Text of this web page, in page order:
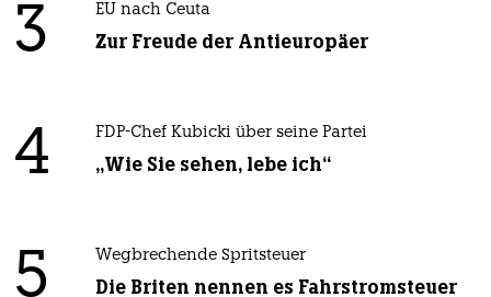
3 EU nach Ceuta
Zur Freude der Antieuropäer
4 FDP-Chef Kubicki über seine Partei
„Wie Sie sehen, lebe ich“
5 Wegbrechende Spritsteuer
Die Briten nennen es Fahrstromsteuer